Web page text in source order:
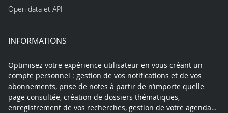
Open data et API
INFORMATIONS
Optimisez votre expérience utilisateur en vous créant un
compte personnel : gestion de vos notifications et de vos
abonnements, prise de notes à partir de n’importe quelle
page consultée, création de dossiers thématiques,
enregistrement de vos recherches, gestion de votre agenda…